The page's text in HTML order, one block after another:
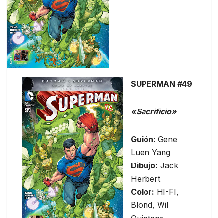
SUPERMAN #49
«Sacrificio»
Guión: Gene
Luen Yang
Dibujo: Jack
Herbert
Color: HI-FI,
Blond, Wil